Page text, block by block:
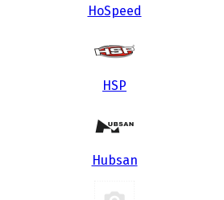
HoSpeed
HSP
Hubsan